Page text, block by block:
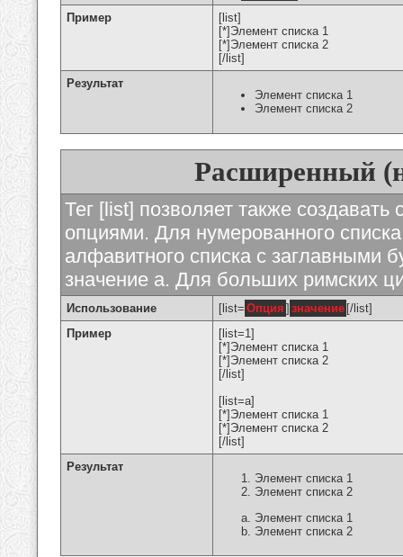
Пример
[list]
[*]Элемент списка 1
[*]Элемент списка 2
[/list]
Результат
Элемент списка 1
Элемент списка 2
Расширенный
Тег [list] позволяет также
опциями. Для нумерованного
алфавитного списка с заглавными
значение а. Для больших римских
Использование [list= Опция ] значение [/list]
Пример
[list=1]
[*]Элемент списка 1
[*]Элемент списка 2
[/list]
[list=a]
[*]Элемент списка 1
[*]Элемент списка 2
[/list]
Результат
Элемент списка 1
Элемент списка 2
Элемент списка 1
Элемент списка 2